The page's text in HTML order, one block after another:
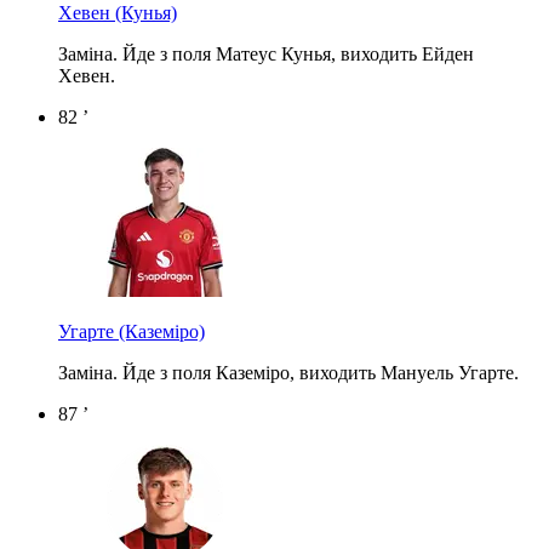
Хевен (Кунья)
Заміна. Йде з поля Матеус Кунья, виходить Ейден
Хевен.
82 ’
Угарте (Каземіро)
Заміна. Йде з поля Каземіро, виходить Мануель Угарте.
87 ’